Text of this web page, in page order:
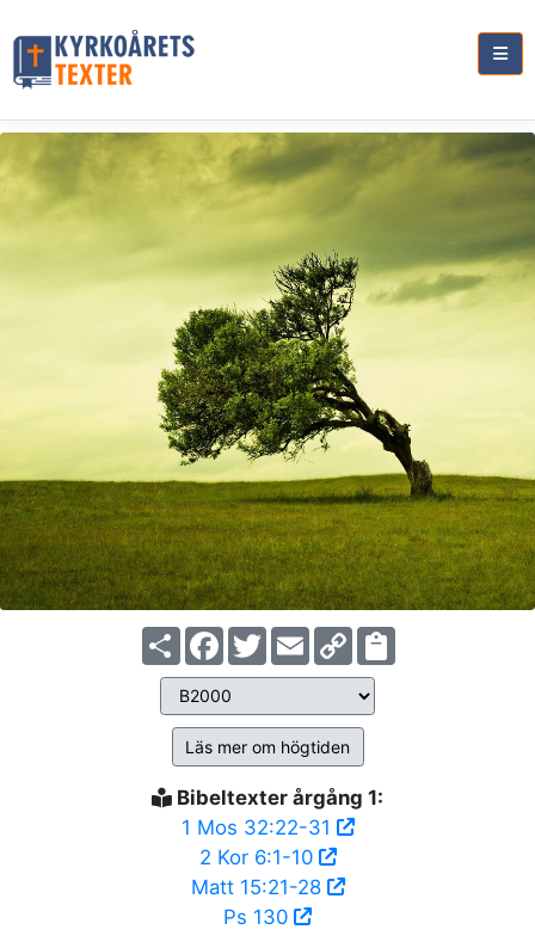
ShareFacebook
TwitterEmailCopy
Link
Läs mer om högtiden
Bibeltexter årgång 1:
1 Mos 32:22-31
2 Kor 6:1-10
Matt 15:21-28
Ps 130